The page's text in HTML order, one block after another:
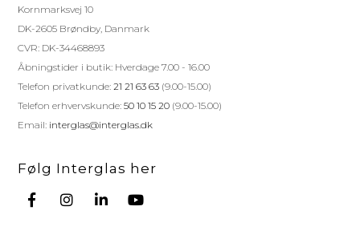
Kornmarksvej 10
DK-2605 Brøndby, Danmark
CVR: DK-34468893
Åbningstider i butik: Hverdage 7.00 - 16.00
Telefon privatkunde:21 21 63 63 (9.00-15.00)
Telefon erhvervskunde:50 10 15 20 (9.00-15.00)
Email: interglas@interglas.dk
Følg Interglas her